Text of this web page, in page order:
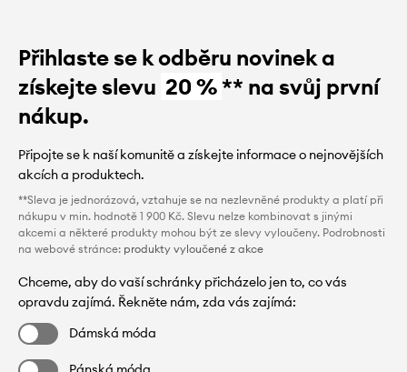
Přihlaste se k odběru novinek a
získejte slevu 20 %** na svůj první
nákup.
Připojte se k naší komunitě a získejte informace o nejnovějších
akcích a produktech.
**Sleva je jednorázová, vztahuje se na nezlevněné produkty a platí při
nákupu v min. hodnotě 1 900 Kč. Slevu nelze kombinovat s jinými
akcemi a některé produkty mohou být ze slevy vyloučeny. Podrobnosti
na webové stránce: produkty vyloučené z akce
Chceme, aby do vaší schránky přicházelo jen to, co vás
opravdu zajímá. Řekněte nám, zda vás zajímá:
Dámská móda